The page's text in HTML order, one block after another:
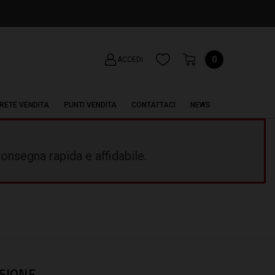
ACCEDI 0
RETE VENDITA PUNTI VENDITA CONTATTACI NEWS
rapida e affidabile.